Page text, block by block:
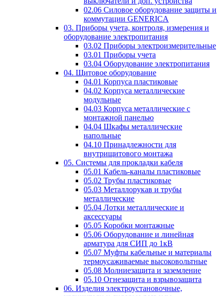
02.06 Силовое оборудование защиты и
коммутации GENERICA
03. Приборы учета, контроля, измерения и
оборудование электропитания
03.02 Приборы электроизмерительные
03.01 Приборы учета
03.04 Оборудование электропитания
04. Щитовое оборудование
04.01 Корпуса пластиковые
04.02 Корпуса металлические
модульные
04.03 Корпуса металлические с
монтажной панелью
04.04 Шкафы металлические
напольные
04.10 Принадлежности для
внутрищитового монтажа
05. Системы для прокладки кабеля
05.01 Кабель-каналы пластиковые
05.02 Трубы пластиковые
05.03 Металлорукав и трубы
металлические
05.04 Лотки металлические и
аксессуары
05.05 Коробки монтажные
05.06 Оборудование и линейная
арматура для СИП до 1кВ
05.07 Муфты кабельные и материалы
термоусаживаемые высоковольтные
05.08 Молниезащита и заземление
05.10 Огнезащита и взрывозащита
06. Изделия электроустановочные,